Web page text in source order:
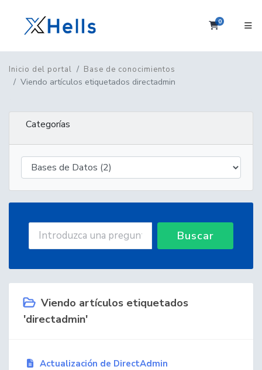
0Carrito
Inicio del portal Base de conocimientos
Viendo artículos etiquetados directadmin
Categorías
Buscar
Viendo artículos etiquetados
'directadmin'
Actualización de DirectAdmin